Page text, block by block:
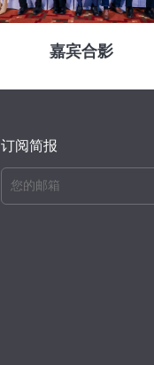
嘉宾合影
订阅简报